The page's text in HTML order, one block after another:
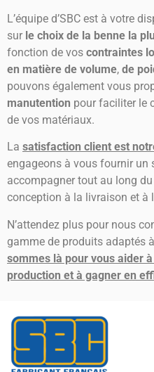
L’équipe d’SBC est à votre
sur le choix de la benne la
fonction de vos contraintes
en matière de volume, de
pouvons également vous
manutention pour faciliter le
de vos matériaux.
La satisfaction client est
engageons à vous fournir un
accompagner tout au long du
conception à la livraison et à
N’attendez plus pour nous
gamme de produits adaptés
sommes là pour vous aider
production et à gagner en